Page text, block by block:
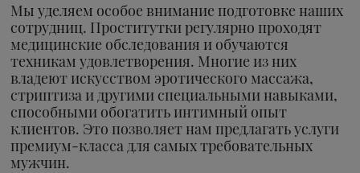
Мы уделяем особое внимание подготовке наших
сотрудниц. Проститутки регулярно проходят
медицинские обследования и обучаются
техникам удовлетворения. Многие из них
владеют искусством эротического массажа,
стриптиза и другими специальными навыками,
способными обогатить интимный опыт
клиентов. Это позволяет нам предлагать услуги
премиум-класса для самых требовательных
мужчин.